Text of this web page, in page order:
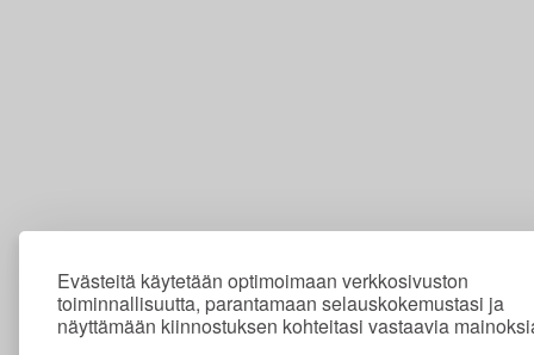
Evästeitä käytetään optimoimaan verkkosivuston
toiminnallisuutta, parantamaan selauskokemustasi ja
näyttämään kiinnostuksen kohteitasi vastaavia